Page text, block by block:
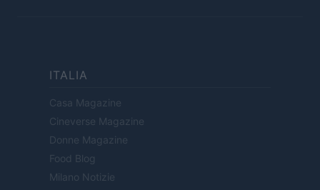
ITALIA
Casa Magazine
Cineverse Magazine
Donne Magazine
Food Blog
Milano Notizie